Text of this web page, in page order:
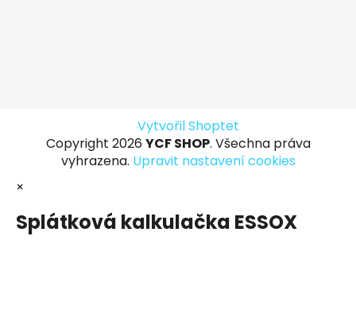
Vytvořil Shoptet
Copyright 2026 YCF SHOP. Všechna práva
vyhrazena. Upravit nastavení cookies
×
Splátková kalkulačka ESSOX